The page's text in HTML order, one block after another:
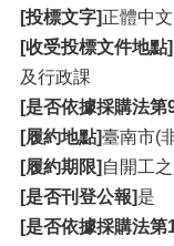
[投標文字]正體中文
[收受投標文件地點]
及行政課
[是否依據採購法第
[履約地點]臺南市(
[履約期限] 自開工
[是否刊登公報]是
[是否依據採購法